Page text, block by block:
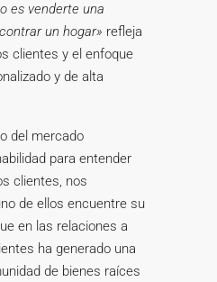
es venderte una
un hogar» refleja
clientes y el enfoque
y de alta
del mercado
para entender
clientes, nos
de ellos encuentre su
en las relaciones a
ha generado una
de bienes raíces